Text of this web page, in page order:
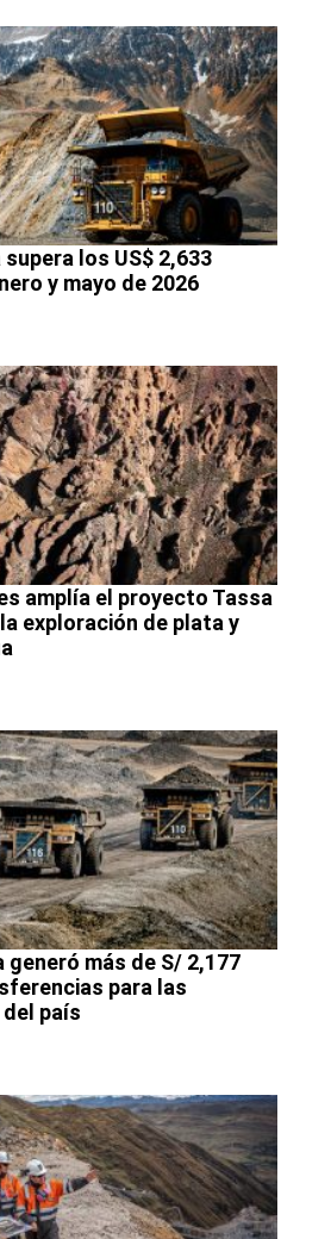
los US$ 2,633
y mayo de 2026
amplía el proyecto Tassa
exploración de plata y
más de S/ 2,177
para las
país